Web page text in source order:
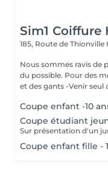
Sim1 Coiffure
185, Route de Thionville
Nous sommes ravis de
du possible. Pour des
et des gants -Venir seul
Coupe enfant -10
Coupe étudiant
Sur présentation d'un
Coupe enfant fille -